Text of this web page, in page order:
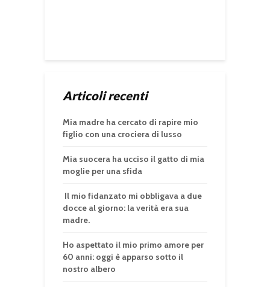
Articoli recenti
Mia madre ha cercato di rapire mio
figlio con una crociera di lusso
Mia suocera ha ucciso il gatto di mia
moglie per una sfida
Il mio fidanzato mi obbligava a due
docce al giorno: la verità era sua
madre.
Ho aspettato il mio primo amore per
60 anni: oggi è apparso sotto il
nostro albero